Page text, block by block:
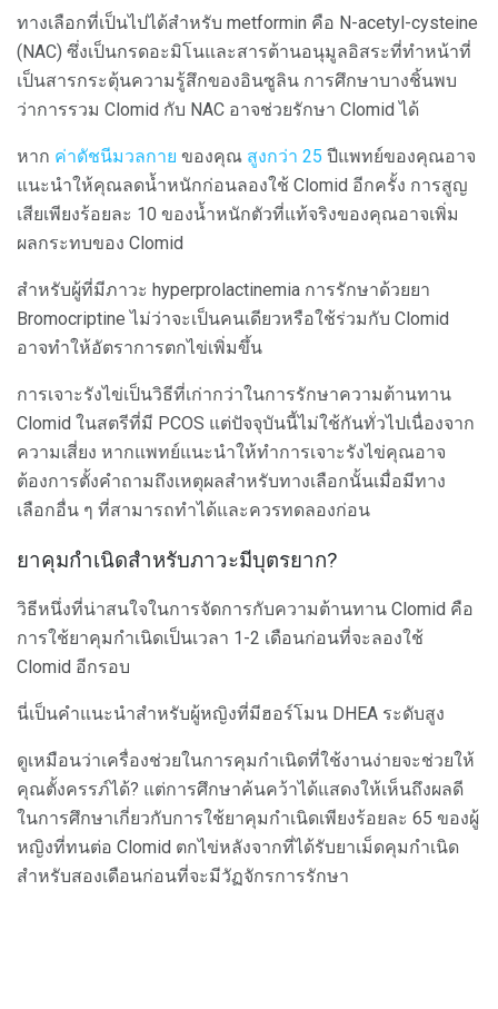
ทางเลือกที่เป็นไปได้สำหรับ metformin คือ N-acetyl-cysteine
​​(NAC) ซึ่งเป็นกรดอะมิโนและสารต้านอนุมูลอิสระที่ทำหน้าที่
เป็นสารกระตุ้นความรู้สึกของอินซูลิน การศึกษาบางชิ้นพบ
ว่าการรวม Clomid กับ NAC อาจช่วยรักษา Clomid ได้
หาก ค่าดัชนีมวลกาย ของคุณ สูงกว่า 25 ปีแพทย์ของคุณอาจ
แนะนำให้คุณลดน้ำหนักก่อนลองใช้ Clomid อีกครั้ง การสูญ
เสียเพียงร้อยละ 10 ของน้ำหนักตัวที่แท้จริงของคุณอาจเพิ่ม
ผลกระทบของ Clomid
สำหรับผู้ที่มีภาวะ hyperprolactinemia การรักษาด้วยยา
Bromocriptine ไม่ว่าจะเป็นคนเดียวหรือใช้ร่วมกับ Clomid
อาจทำให้อัตราการตกไข่เพิ่มขึ้น
การเจาะรังไข่เป็นวิธีที่เก่ากว่าในการรักษาความต้านทาน
Clomid ในสตรีที่มี PCOS แต่ปัจจุบันนี้ไม่ใช้กันทั่วไปเนื่องจาก
ความเสี่ยง หากแพทย์แนะนำให้ทำการเจาะรังไข่คุณอาจ
ต้องการตั้งคำถามถึงเหตุผลสำหรับทางเลือกนั้นเมื่อมีทาง
เลือกอื่น ๆ ที่สามารถทำได้และควรทดลองก่อน
ยาคุมกำเนิดสำหรับภาวะมีบุตรยาก?
วิธีหนึ่งที่น่าสนใจในการจัดการกับความต้านทาน Clomid คือ
การใช้ยาคุมกำเนิดเป็นเวลา 1-2 เดือนก่อนที่จะลองใช้
Clomid อีกรอบ
นี่เป็นคำแนะนำสำหรับผู้หญิงที่มีฮอร์โมน DHEA ระดับสูง
ดูเหมือนว่าเครื่องช่วยในการคุมกำเนิดที่ใช้งานง่ายจะช่วยให้
คุณตั้งครรภ์ได้? แต่การศึกษาค้นคว้าได้แสดงให้เห็นถึงผลดี
ในการศึกษาเกี่ยวกับการใช้ยาคุมกำเนิดเพียงร้อยละ 65 ของผู้
หญิงที่ทนต่อ Clomid ตกไข่หลังจากที่ได้รับยาเม็ดคุมกำเนิด
สำหรับสองเดือนก่อนที่จะมีวัฏจักรการรักษา